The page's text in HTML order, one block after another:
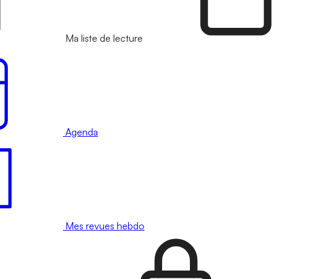
Ma liste de lecture
Agenda
Mes revues hebdo